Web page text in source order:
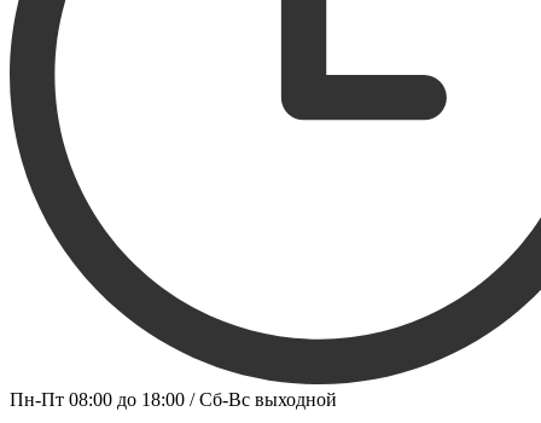
Пн-Пт 08:00 до 18:00 / Сб-Вс выходной